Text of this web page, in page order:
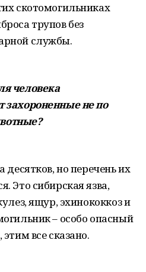
скотомогильниках
трупов без
службы.
человека
захороненные не по
десятков, но перечень их
Это сибирская язва,
ящур, эхинококкоз и
– особо опасный
все сказано.